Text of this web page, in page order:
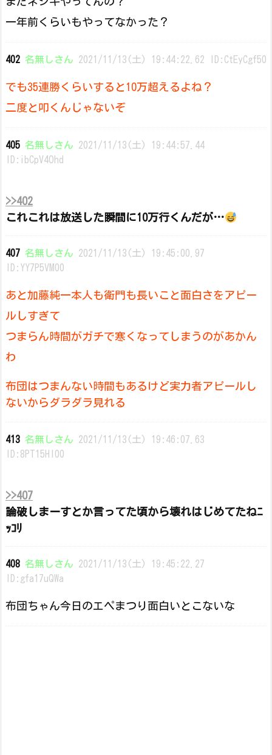
一年前くらいもやってなかった？
402 名無しさん 2021/11/13(土) 19:44:22.62 ID:CtEyCgf50
でも35連勝くらいすると10万超えるよね？
二度と叩くんじゃないぞ
405 名無しさん 2021/11/13(土) 19:44:57.44
ID:ibCpV4Ohd
>>402
これこれは放送した瞬間に10万行くんだが…
407 名無しさん 2021/11/13(土) 19:45:00.97
ID:YY7P5VM00
あと加藤純一本人も衛門も長いこと面白さをアピー
ルしすぎて
つまらん時間がガチで寒くなってしまうのがあかん
わ
布団はつまんない時間もあるけど実力者アピールし
ないからダラダラ見れる
413 名無しさん 2021/11/13(土) 19:46:07.63
ID:8PT15Hl00
>>407
論破しまーすとか言ってた頃から壊れはじめてたねﾆ
ｯｺﾘ
408 名無しさん 2021/11/13(土) 19:45:22.27
ID:gfa17uQWa
布団ちゃん今日のエペまつり面白いとこないな